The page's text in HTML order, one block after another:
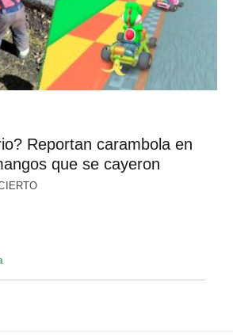
Reportan carambola en
que se cayeron